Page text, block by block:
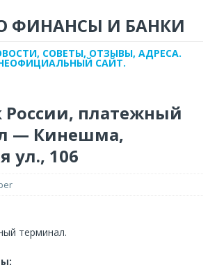
ФИНАНСЫ И БАНКИ
СОВЕТЫ, ОТЗЫВЫ, АДРЕСА.
САЙТ.
России, платежный
— Кинешма,
ул., 106
терминал.